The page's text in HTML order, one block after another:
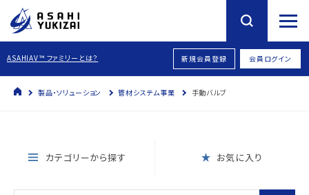
ASAHIAV™ ファミリーとは？ 新規会員登録 会員ログイン
製品・ソリューション 管材システム事業 手動バルブ
カテゴリーから探す お気に入り